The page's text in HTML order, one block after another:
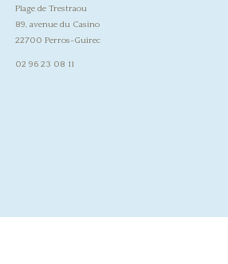
Plage de Trestraou
89, avenue du Casino
22700 Perros-Guirec
02 96 23 08 11